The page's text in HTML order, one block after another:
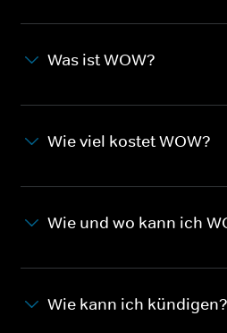
Was ist WOW?
Wie viel kostet WOW?
Wie und wo kann ich
Wie kann ich kündigen?